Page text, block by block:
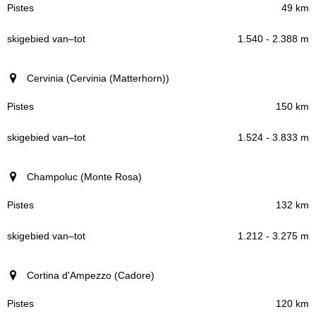
49 km
1.540 - 2.388 m
Cervinia (Cervinia (Matterhorn))
150 km
1.524 - 3.833 m
Champoluc (Monte Rosa)
132 km
1.212 - 3.275 m
Cortina d'Ampezzo (Cadore)
120 km